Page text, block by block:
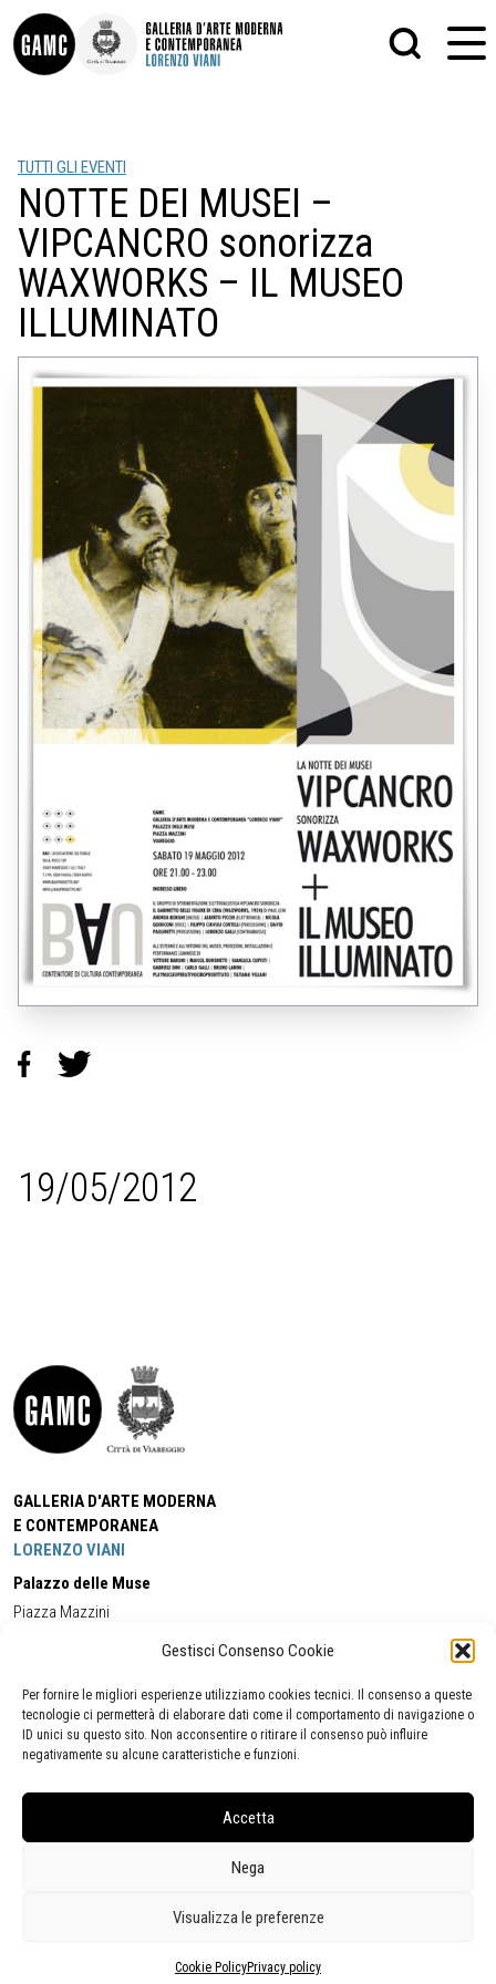
Gestisci Consenso Cookie
Per fornire le migliori esperienze utilizziamo cookies tecnici. Il consenso a queste
tecnologie ci permetterà di elaborare dati come il comportamento di navigazione o
ID unici su questo sito. Non acconsentire o ritirare il consenso può influire
negativamente su alcune caratteristiche e funzioni.
Accetta
Nega
Visualizza le preferenze
Cookie PolicyPrivacy policy
INFO
CONTATTI
DIDATTICA
SHOP
LE COLLEZIONI
GLI AUTORI
LORENZO VIANI
MOSTRE
EVENTI
PALAZZO DELLE MUSE
SCULTURA
ALTRO
MATRICI XILOGRAFICHE
FOTOGRAFIA
TUTTI GLI EVENTI
NOTTE DEI MUSEI –
VIPCANCRO sonorizza
WAXWORKS – IL MUSEO
ILLUMINATO
19/05/2012
GALLERIA D'ARTE MODERNA
E CONTEMPORANEA
LORENZO VIANI
Palazzo delle Muse
Piazza Mazzini
Cell:+39 338 5714978 (orario apertura Galleria)
Tel:
+39 0584 944580
(orario 09.00/13.00)
Email:gamc@comune.viareggio.lu.it
Segnalazione di inaccessibilità